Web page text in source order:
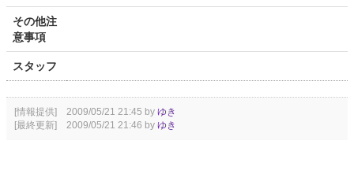
その他注
意事項
スタッフ
[情報提供] 2009/05/21 21:45 by ゆき
[最終更新] 2009/05/21 21:46 by ゆき